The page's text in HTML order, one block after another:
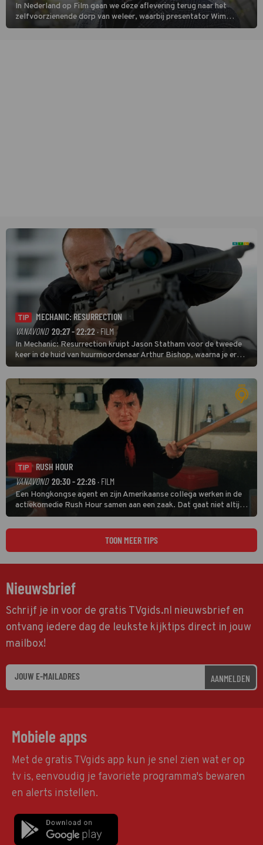
In Nederland op Film gaan we deze aflevering terug naar het
zelfvoorzienende dorp van weleer, waarbij presentator Wim
Daniëls de kijkers meeneemt op reis door de tijd aan de hand van
TIP
MECHANIC: RESURRECTION
VANAVOND 20:27 - 22:22· FILM
In Mechanic: Resurrection kruipt Jason Statham voor de tweede
keer in de huid van huurmoordenaar Arthur Bishop, waarna je er
donder op kunt zeggen dat er van Bishops geplande pensioen niet
veel terechtkomt.
TIP
RUSH HOUR
VANAVOND 20:30 - 22:26 · FILM
Een Hongkongse agent en zijn Amerikaanse collega werken in de
actiekomedie Rush Hour samen aan een zaak. Dat gaat niet altijd
van een leien dakje.
TOON MEER TIPS
Nieuwsbrief
Schrijf je in voor de gratis TVgids.nl nieuwsbrief en
ontvang iedere dag de leukste kijktips direct in jouw
mailbox!
AANMELDEN
Mobiele apps
Met de gratis TVgids app kun je snel zien wat er op
tv is, eenvoudig je favoriete programma's bewaren
en alerts instellen.